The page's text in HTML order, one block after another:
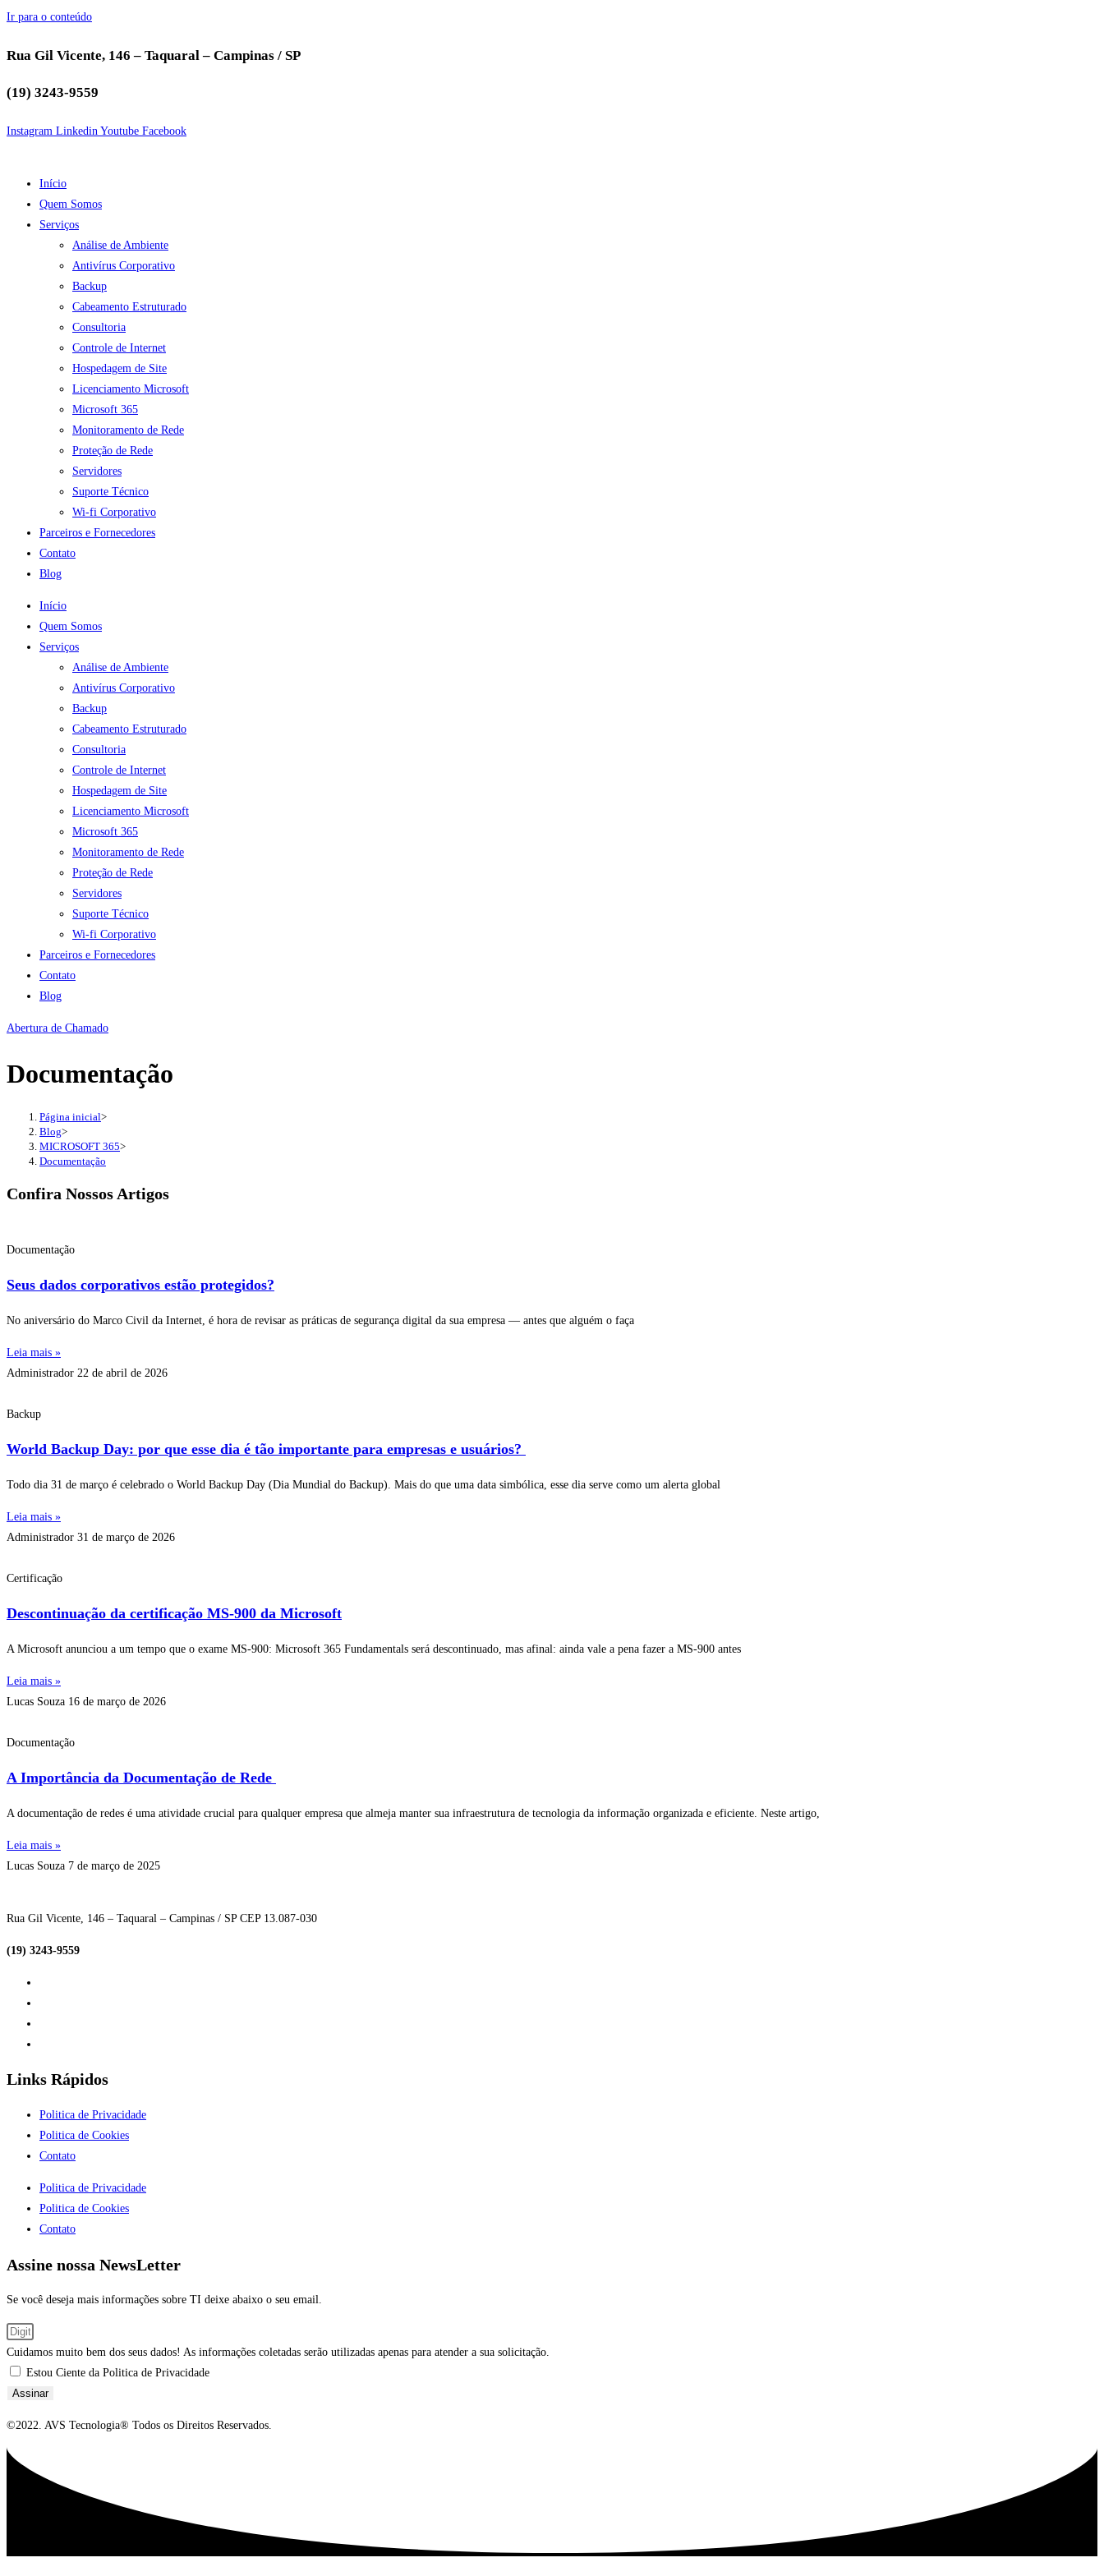
Ir para o conteúdo
Rua Gil Vicente, 146 – Taquaral – Campinas / SP
(19) 3243-9559
Instagram Linkedin Youtube Facebook
Início
Quem Somos
Serviços
Análise de Ambiente
Antivírus Corporativo
Backup
Cabeamento Estruturado
Consultoria
Controle de Internet
Hospedagem de Site
Licenciamento Microsoft
Microsoft 365
Monitoramento de Rede
Proteção de Rede
Servidores
Suporte Técnico
Wi-fi Corporativo
Parceiros e Fornecedores
Contato
Blog
Início
Quem Somos
Serviços
Análise de Ambiente
Antivírus Corporativo
Backup
Cabeamento Estruturado
Consultoria
Controle de Internet
Hospedagem de Site
Licenciamento Microsoft
Microsoft 365
Monitoramento de Rede
Proteção de Rede
Servidores
Suporte Técnico
Wi-fi Corporativo
Parceiros e Fornecedores
Contato
Blog
Abertura de Chamado
Documentação
Página inicial>
Blog>
MICROSOFT 365>
Documentação
Confira Nossos Artigos
Documentação
Seus dados corporativos estão protegidos?
No aniversário do Marco Civil da Internet, é hora de revisar as práticas de segurança digital da sua empresa — antes que alguém o faça
Leia mais »
Administrador 22 de abril de 2026
Backup
World Backup Day: por que esse dia é tão importante para empresas e usuários?
Todo dia 31 de março é celebrado o World Backup Day (Dia Mundial do Backup). Mais do que uma data simbólica, esse dia serve como um alerta global
Leia mais »
Administrador 31 de março de 2026
Certificação
Descontinuação da certificação MS-900 da Microsoft
A Microsoft anunciou a um tempo que o exame MS-900: Microsoft 365 Fundamentals será descontinuado, mas afinal: ainda vale a pena fazer a MS-900 antes
Leia mais »
Lucas Souza 16 de março de 2026
Documentação
A Importância da Documentação de Rede
A documentação de redes é uma atividade crucial para qualquer empresa que almeja manter sua infraestrutura de tecnologia da informação organizada e eficiente. Neste artigo,
Leia mais »
Lucas Souza 7 de março de 2025
Rua Gil Vicente, 146 – Taquaral – Campinas / SP CEP 13.087-030
(19) 3243-9559
Links Rápidos
Politica de Privacidade
Politica de Cookies
Contato
Politica de Privacidade
Politica de Cookies
Contato
Assine nossa NewsLetter
Se você deseja mais informações sobre TI deixe abaixo o seu email.
Cuidamos muito bem dos seus dados! As informações coletadas serão utilizadas apenas para atender a sua solicitação.
Estou Ciente da Politica de Privacidade
Assinar
©2022. AVS Tecnologia® Todos os Direitos Reservados.